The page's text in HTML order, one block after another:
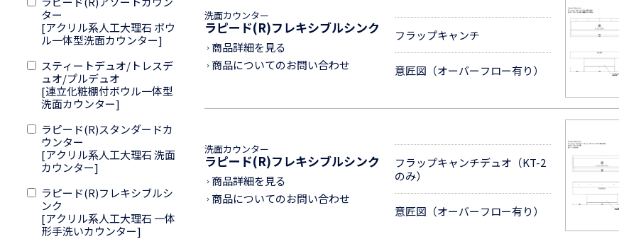
ター
[アクリル系人工大理石 ボウ
ル一体型洗面カウンター]
スティートデュオ/トレスデ
ュオ/プルデュオ
[連立化粧棚付ボウル一体型
洗面カウンター]
ラピード(R)スタンダードカ
ウンター
[アクリル系人工大理石 洗面
カウンター]
ラピード(R)フレキシブルシ
ンク
[アクリル系人工大理石 一体
形手洗いカウンター]
洗面カウンター
ラピード(R)フレキシブルシンク
keyboard_arrow_right 商品詳細を見る
keyboard_arrow_right 商品についてのお問い合わせ
フラップキャンチ
意匠図（オーバーフロー有り）
洗面カウンター
ラピード(R)フレキシブルシンク
keyboard_arrow_right 商品詳細を見る
keyboard_arrow_right 商品についてのお問い合わせ
フラップキャンチデュオ（KT-2
のみ）
意匠図（オーバーフロー有り）